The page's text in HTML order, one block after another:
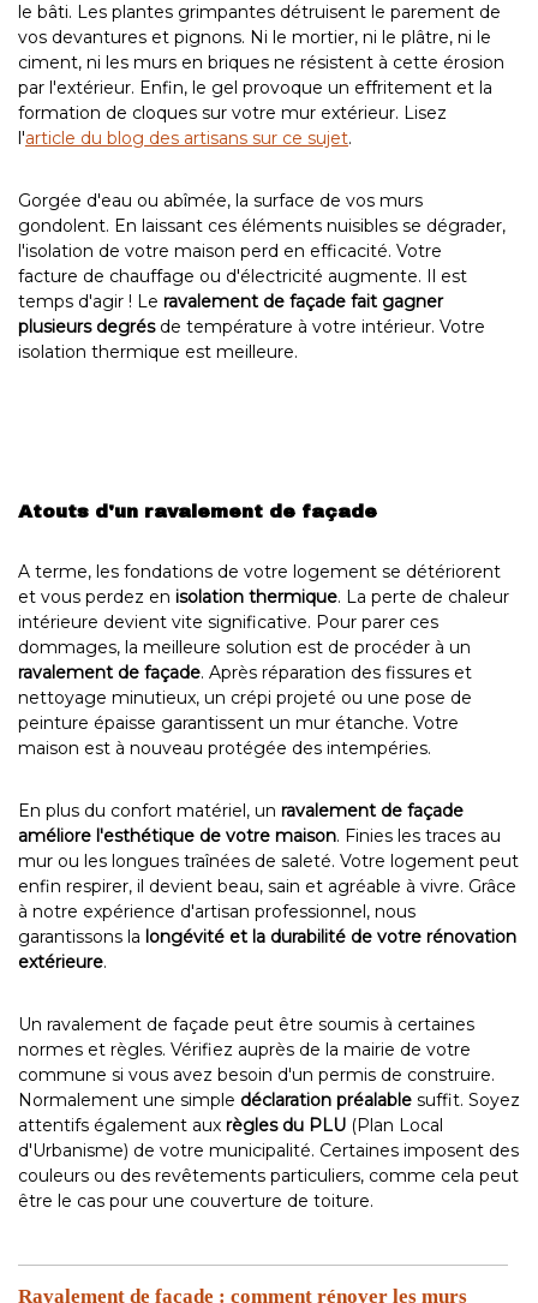
le bâti. Les plantes grimpantes détruisent le parement de
vos devantures et pignons. Ni le mortier, ni le plâtre, ni le
ciment, ni les murs en briques ne résistent à cette érosion
par l'extérieur. Enfin, le gel provoque un effritement et la
formation de cloques sur votre mur extérieur. Lisez
l'article du blog des artisans sur ce sujet.
Gorgée d'eau ou abîmée, la surface de vos murs
gondolent. En laissant ces éléments nuisibles se dégrader,
l'isolation de votre maison perd en efficacité. Votre
facture de chauffage ou d'électricité augmente. Il est
temps d'agir ! Le ravalement de façade fait gagner
plusieurs degrésde température à votre intérieur. Votre
isolation thermique est meilleure.
Atouts d'un ravalement de façade
A terme, les fondations de votre logement se détériorent
et vous perdez en isolation thermique. La perte de chaleur
intérieure devient vite significative. Pour parer ces
dommages, la meilleure solution est de procéder à un
ravalement de façade. Après réparation des fissures et
nettoyage minutieux, un crépi projeté ou une pose de
peinture épaisse garantissent un mur étanche. Votre
maison est à nouveau protégée des intempéries.
En plus du confort matériel, un ravalement de façade
améliore l'esthétique de votre maison. Finies les traces au
mur ou les longues traînées de saleté. Votre logement peut
enfin respirer, il devient beau, sain et agréable à vivre. Grâce
à notre expérience d'artisan professionnel, nous
garantissons la longévité et la durabilité de votre rénovation
extérieure.
Un ravalement de façade peut être soumis à certaines
normes et règles. Vérifiez auprès de la mairie de votre
commune si vous avez besoin d'un permis de construire.
Normalement une simple déclaration préalable suffit. Soyez
attentifs également aux règles du PLU (Plan Local
d'Urbanisme) de votre municipalité. Certaines imposent des
couleurs ou des revêtements particuliers, comme cela peut
être le cas pour une couverture de toiture.
Ravalement de façade : comment rénover les murs